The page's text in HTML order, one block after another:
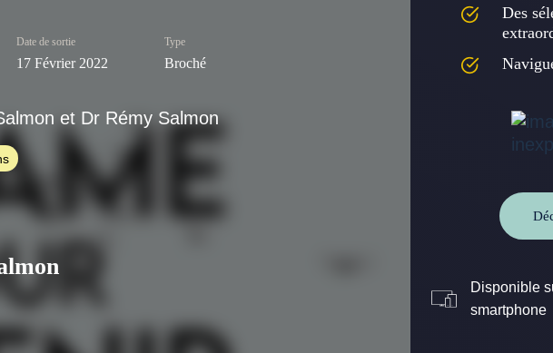
Date de sortie
17 Février 2022
Type
Broché
et Dr Rémy Salmon
Des
Disponible
smartphone